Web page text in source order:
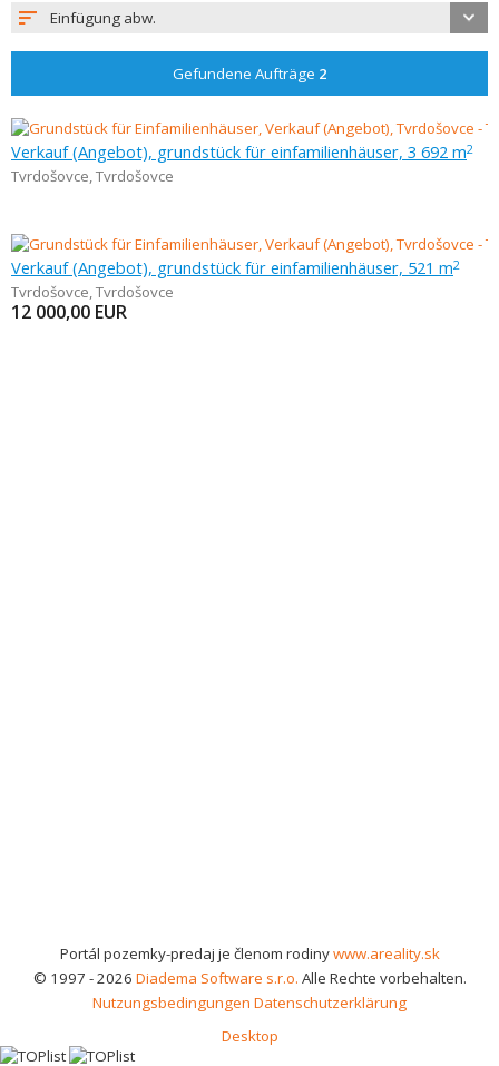
Einfügung abw.
Gefundene Aufträge 2
Verkauf (Angebot), grundstück für einfamilienhäuser, 3 692 m2
Tvrdošovce,Tvrdošovce
Verkauf (Angebot), grundstück für einfamilienhäuser, 521 m2
Tvrdošovce,Tvrdošovce
12 000,00 EUR
Portál pozemky-predaj je členom rodinywww.areality.sk
© 1997 - 2026 Diadema Software s.r.o. Alle Rechte vorbehalten.
Nutzungsbedingungen Datenschutzerklärung
Desktop